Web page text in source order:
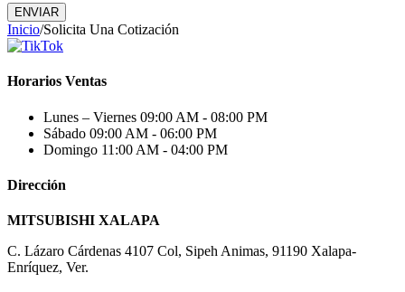
Inicio/Solicita Una Cotización
Horarios Ventas
Lunes – Viernes 09:00 AM - 08:00 PM
Sábado 09:00 AM - 06:00 PM
Domingo 11:00 AM - 04:00 PM
Dirección
MITSUBISHI XALAPA
C. Lázaro Cárdenas 4107 Col, Sipeh Animas, 91190 Xalapa-
Enríquez, Ver.